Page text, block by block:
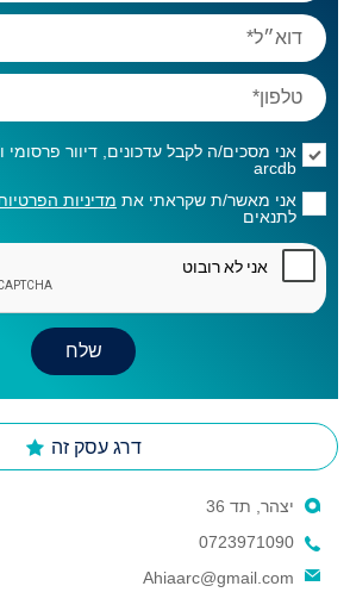
אני מסכים/ה לקבל עדכונים, דיוור
arcdb
אני מאשר/ת שקראתי את מדיניות
לתנאים
דרג עסק זה
יצהר, תד 36
0723971090
Ahiaarc@gmail.com